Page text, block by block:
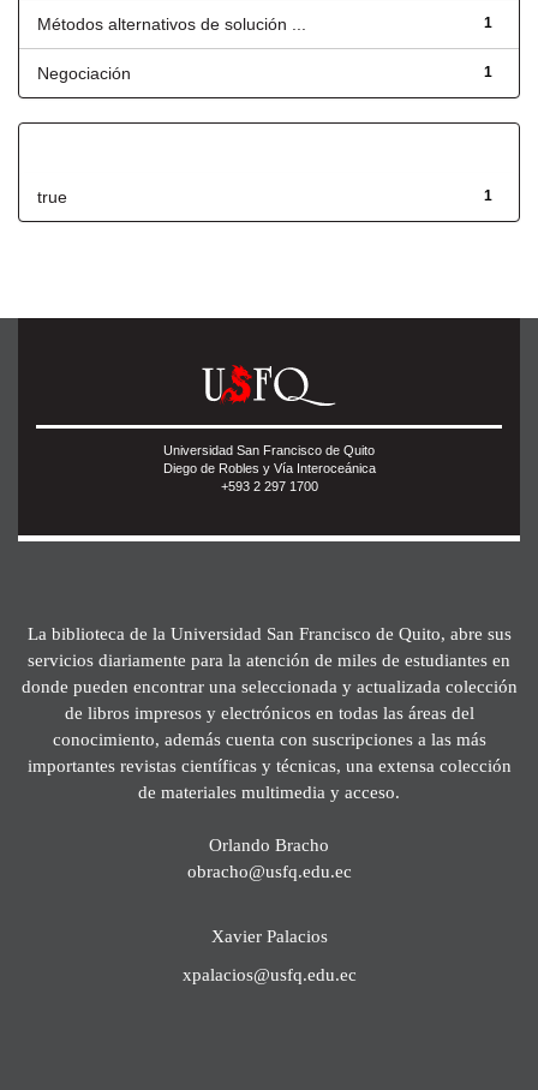
1
Métodos alternativos de solución ...
1
Negociación
1
true
Universidad San Francisco de Quito
Diego de Robles y Vía Interoceánica
+593 2 297 1700
La biblioteca de la Universidad San Francisco de Quito, abre sus
servicios diariamente para la atención de miles de estudiantes en
donde pueden encontrar una seleccionada y actualizada colección
de libros impresos y electrónicos en todas las áreas del
conocimiento, además cuenta con suscripciones a las más
importantes revistas científicas y técnicas, una extensa colección
de materiales multimedia y acceso.
Orlando Bracho
obracho@usfq.edu.ec
Xavier Palacios
xpalacios@usfq.edu.ec